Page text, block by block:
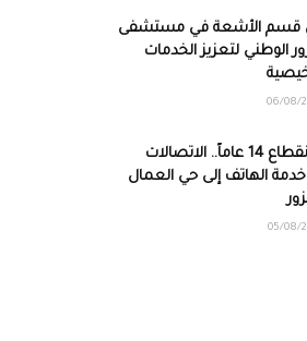
قسم الأشعة في مستشفى
الوطني لتعزيز الخدمات
بعد انقطاع 14 عاماً.. الاتصالات
الهاتف إلى حي العمال